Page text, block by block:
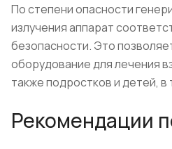
По степени опасности
излучения аппарат
безопасности. Это
оборудование для лечения
также подростков и детей,
Рекомендации